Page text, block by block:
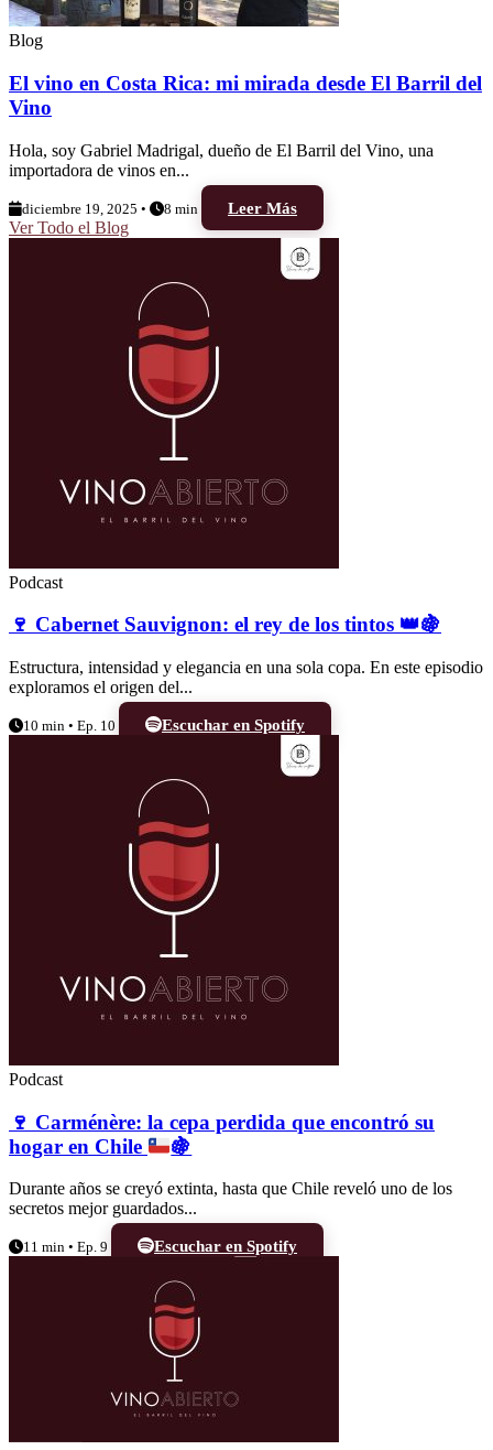
Blog
El vino en Costa Rica: mi mirada desde El Barril del
Vino
Hola, soy Gabriel Madrigal, dueño de El Barril del Vino, una
importadora de vinos en...
diciembre 19, 2025 • 8 min
Leer Más
Ver Todo el Blog
Podcast
🍷 Cabernet Sauvignon: el rey de los tintos 👑🍇
Estructura, intensidad y elegancia en una sola copa. En este episodio
exploramos el origen del...
10 min • Ep. 10 Escuchar en Spotify
Podcast
🍷 Carménère: la cepa perdida que encontró su
hogar en Chile
🍇
Durante años se creyó extinta, hasta que Chile reveló uno de los
secretos mejor guardados...
11 min • Ep. 9 Escuchar en Spotify